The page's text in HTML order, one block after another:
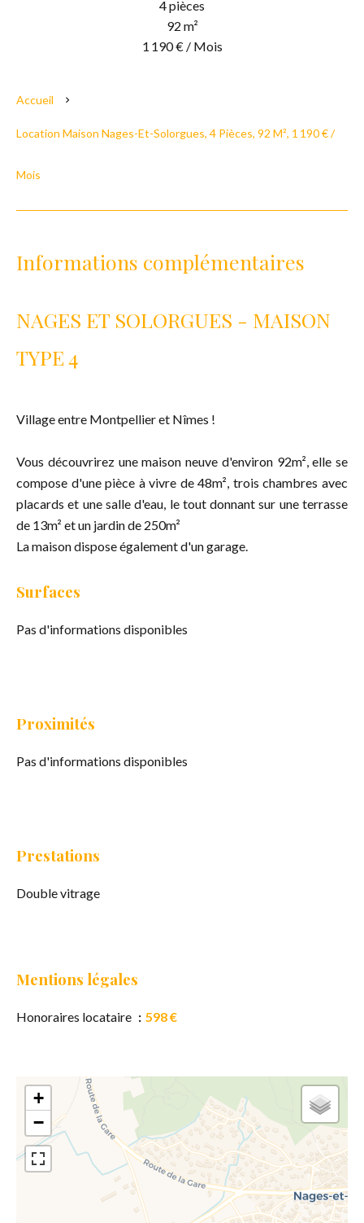
4 pièces
92 m²
1 190 € / Mois
Accueil
Location Maison Nages-Et-Solorgues, 4 Pièces, 92 M², 1 190 € /
Mois
Informations complémentaires
NAGES ET SOLORGUES - MAISON
TYPE 4
Village entre Montpellier et Nîmes !
Vous découvrirez une maison neuve d'environ 92m², elle se
compose d'une pièce à vivre de 48m², trois chambres avec
placards et une salle d'eau, le tout donnant sur une terrasse
de 13m² et un jardin de 250m²
La maison dispose également d'un garage.
Surfaces
Pas d'informations disponibles
Proximités
Pas d'informations disponibles
Prestations
Double vitrage
Mentions légales
Honoraires locataire 598 €
+
−